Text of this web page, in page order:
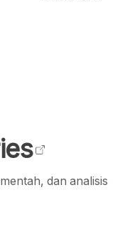
dan analisis